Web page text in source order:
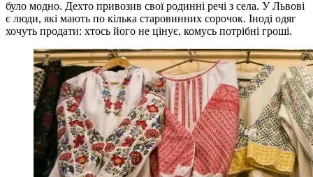
було модно. Дехто привозив свої родинні речі з села. У Львові
є люди, які мають по кілька старовинних сорочок. Іноді одяг
хочуть продати: хтось його не цінує, комусь потрібні гроші.